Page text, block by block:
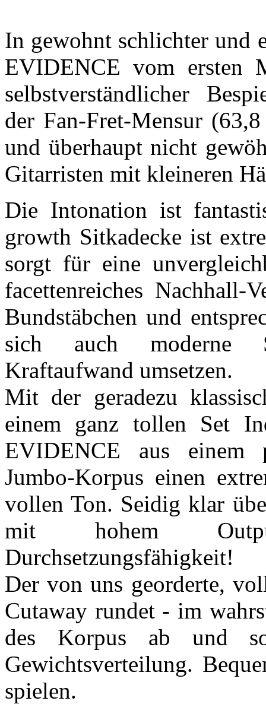
In gewohnt schlichter und
EVIDENCE vom ersten
selbstverständlicher
der Fan-Fret-Mensur
und überhaupt nicht
Gitarristen mit kleineren
Die Intonation ist
growth Sitkadecke ist
sorgt für eine
facettenreiches Nachhall-
Bundstäbchen und
sich auch moderne
Kraftaufwand umsetzen.
Mit der geradezu
einem ganz tollen Set
EVIDENCE aus einem
Jumbo-Korpus einen
vollen Ton. Seidig klar
mit hohem
Durchsetzungsfähigkeit!
Der von uns georderte,
Cutaway rundet - im
des Korpus ab und
Gewichtsverteilung.
spielen.